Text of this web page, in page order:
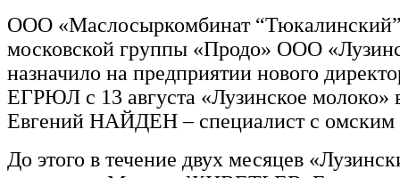
ООО «Маслосыркомбинат
московской группы «Продо» ООО
назначило на предприятии нового
ЕГРЮЛ с 13 августа «Лузинское молоко»
Евгений НАЙДЕН – специалист с
До этого в течение двух месяцев